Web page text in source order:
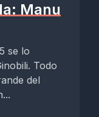
Manu
se lo
Todo
del